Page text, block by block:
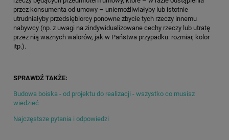
przez konsumenta od umowy – uniemożliwiałyby lub istotnie
utrudniałyby przedsiębiorcy ponowne zbycie tych rzeczy innemu
nabywcy (np. z uwagi na zindywidualizowane cechy rzeczy lub utratę
przez nią ważnych walorów, jak w Państwa przypadku: rozmiar, kolor
itp.).
SPRAWDŹ TAKŻE:
Budowa boiska - od projektu do realizacji - wszystko co musisz
wiedzieć
Najczęstsze pytania i odpowiedzi